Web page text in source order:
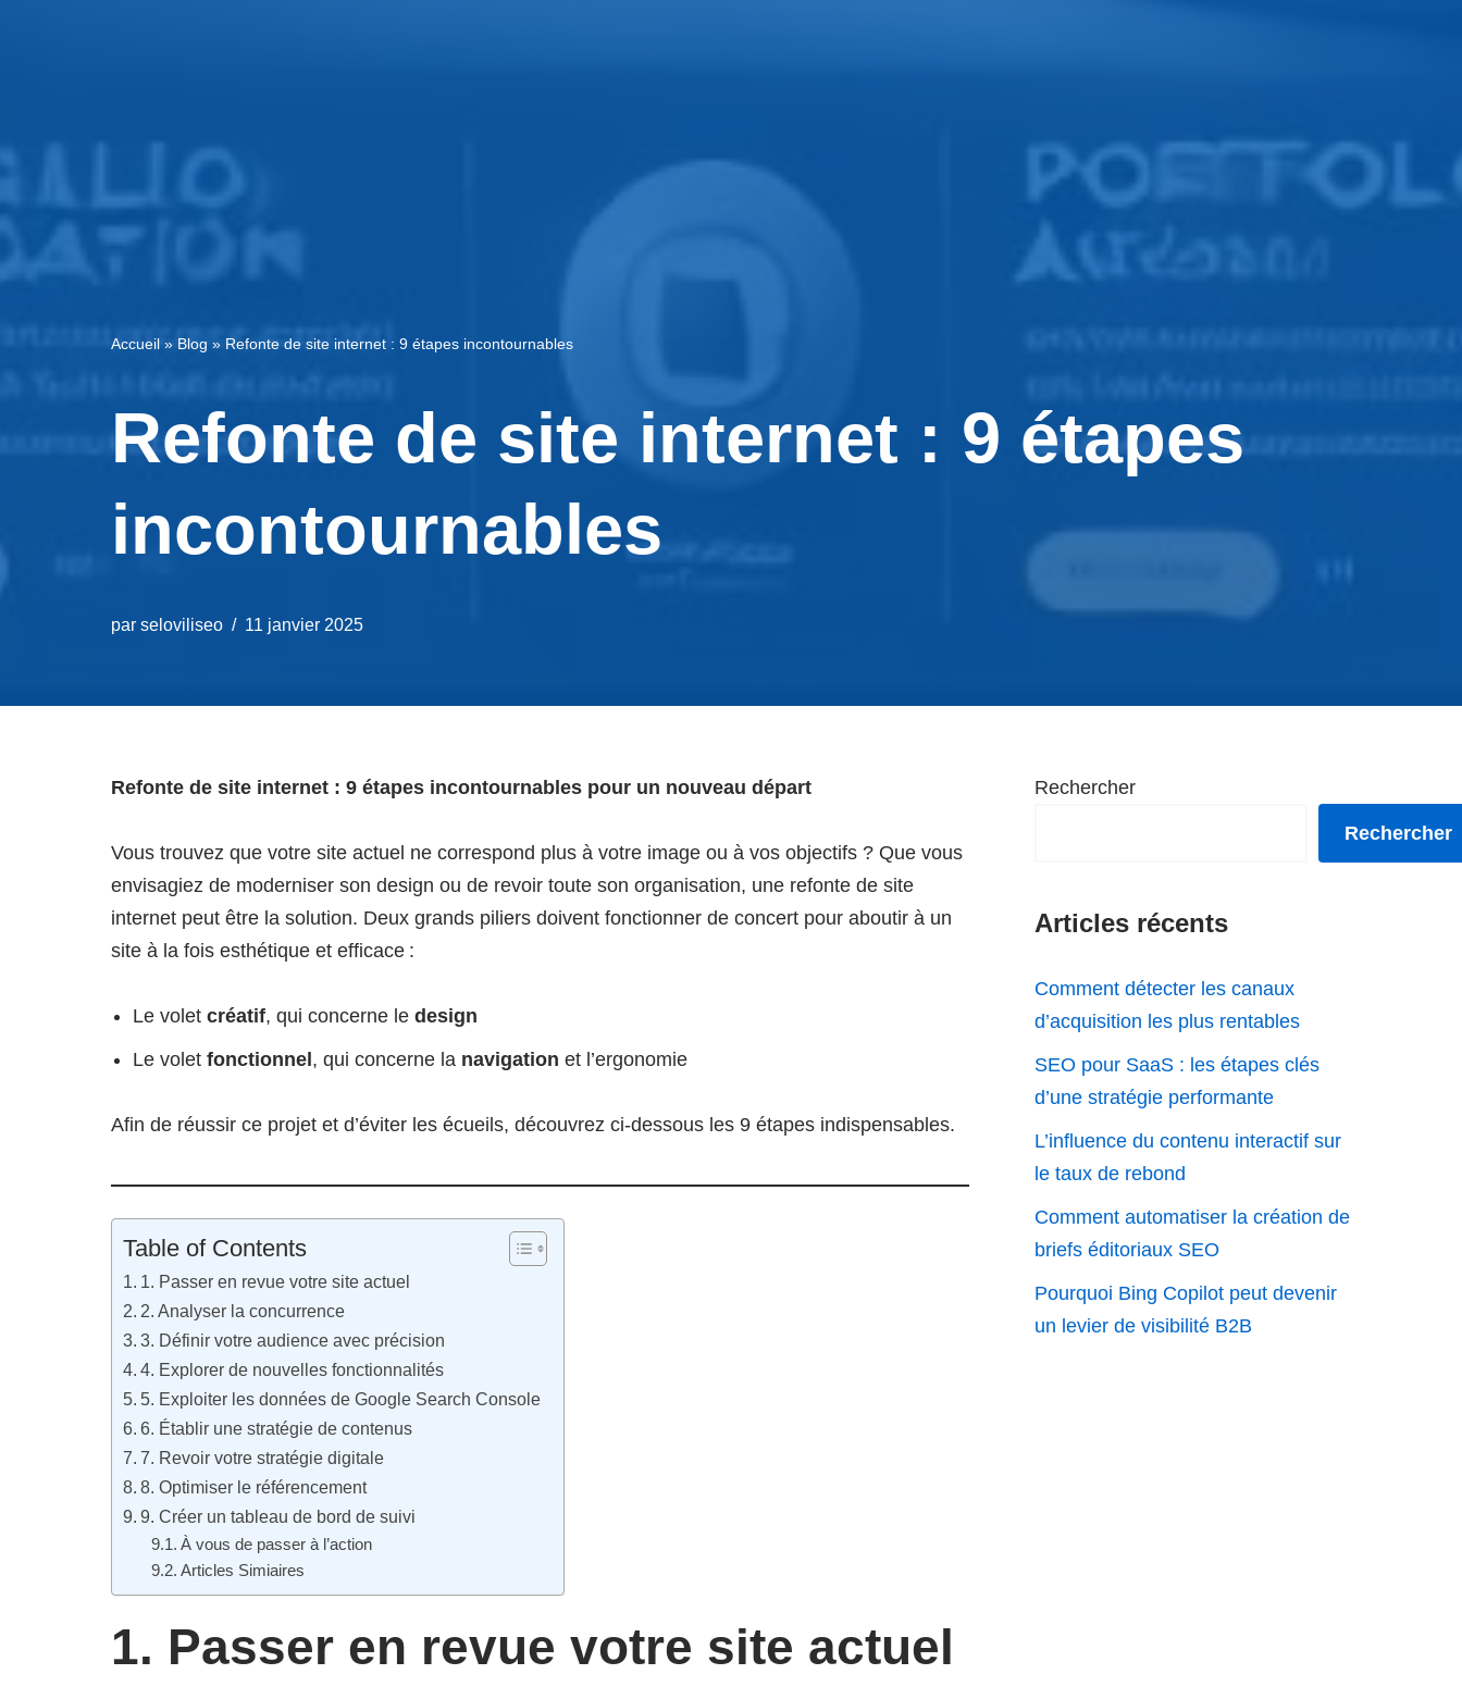
Accueil » Blog » Refonte de site internet : 9 étapes incontournables
Refonte de site internet : 9 étapes
incontournables
par seloviliseo 11 janvier 2025
Refonte de site internet : 9 étapes incontournables pour un nouveau départ
Vous trouvez que votre site actuel ne correspond plus à votre image ou à vos objectifs ? Que vous
envisagiez de moderniser son design ou de revoir toute son organisation, une refonte de site
internet peut être la solution. Deux grands piliers doivent fonctionner de concert pour aboutir à un
site à la fois esthétique et efficace :
Le volet créatif, qui concerne le design
Le volet fonctionnel , qui concerne la navigation et l’ergonomie
Afin de réussir ce projet et d’éviter les écueils, découvrez ci-dessous les 9 étapes indispensables.
Table of Contents
1. Passer en revue votre site actuel
2. Analyser la concurrence
3. Définir votre audience avec précision
4. Explorer de nouvelles fonctionnalités
5. Exploiter les données de Google Search Console
6. Établir une stratégie de contenus
7. Revoir votre stratégie digitale
8. Optimiser le référencement
9. Créer un tableau de bord de suivi
À vous de passer à l’action
Articles Simiaires
1. Passer en revue votre site actuel
Rechercher
Rechercher
Articles récents
Comment détecter les canaux
d’acquisition les plus rentables
SEO pour SaaS : les étapes clés
d’une stratégie performante
L’influence du contenu interactif sur
le taux de rebond
Comment automatiser la création de
briefs éditoriaux SEO
Pourquoi Bing Copilot peut devenir
un levier de visibilité B2B